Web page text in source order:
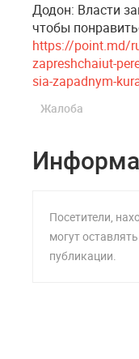
Додон: Власти
чтобы
https://point.md/
zapreshchaiut-
sia-zapadnym-
Жалоба
Посетители,
могут
публикации.